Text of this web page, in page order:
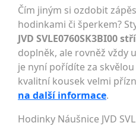
Čím jiným si ozdobit
hodinkami či šperkem?
JVD SVLE0760SK3BI00
doplněk, ale rovněž vždy
je nyní pořídíte za
kvalitní kousek velmi
na další informace.
Hodinky Náušnice JVD